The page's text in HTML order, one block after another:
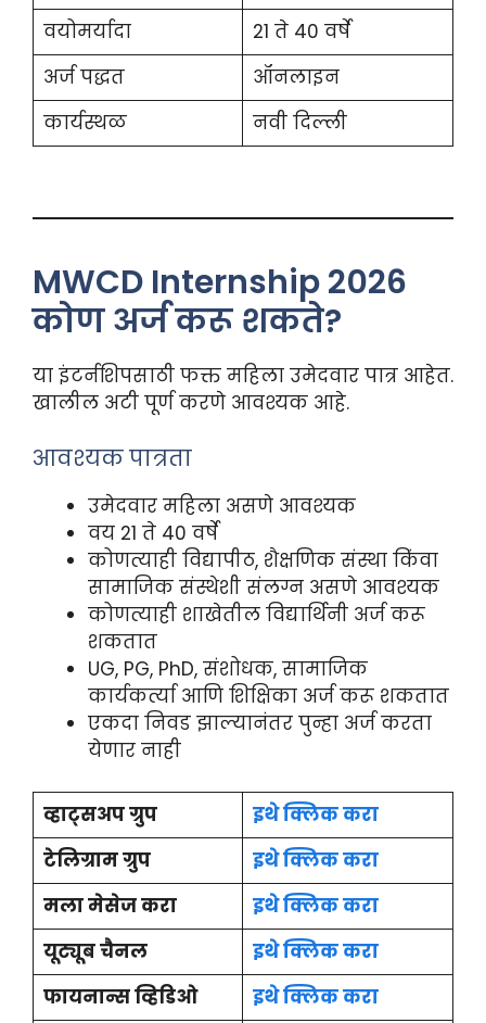
वयोमर्यादा
21 ते 40 वर्षे
अर्ज पद्धत
ऑनलाइन
कार्यस्थळ
नवी दिल्ली
MWCD Internship 2026
कोण अर्ज करू शकते?
या इंटर्नशिपसाठी फक्त महिला उमेदवार पात्र आहेत.
खालील अटी पूर्ण करणे आवश्यक आहे.
आवश्यक पात्रता
उमेदवार महिला असणे आवश्यक
वय 21 ते 40 वर्षे
कोणत्याही विद्यापीठ, शैक्षणिक संस्था किंवा
सामाजिक संस्थेशी संलग्न असणे आवश्यक
कोणत्याही शाखेतील विद्यार्थिनी अर्ज करू
शकतात
UG, PG, PhD, संशोधक, सामाजिक
कार्यकर्त्या आणि शिक्षिका अर्ज करू शकतात
एकदा निवड झाल्यानंतर पुन्हा अर्ज करता
येणार नाही
व्हाट्सअप ग्रुप
इथे क्लिक करा
टेलिग्राम ग्रुप
इथे क्लिक करा
मला मेसेज करा
इथे क्लिक करा
यूट्यूब चैनल
इथे क्लिक करा
फायनान्स व्हिडिओ
इथे क्लिक करा